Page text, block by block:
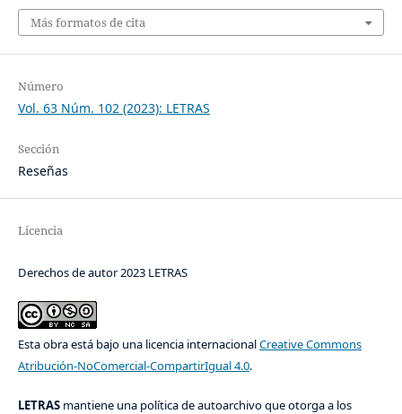
Más formatos de cita
Número
Vol. 63 Núm. 102 (2023): LETRAS
Sección
Reseñas
Licencia
Derechos de autor 2023 LETRAS
Esta obra está bajo una licencia internacionalCreative Commons
Atribución-NoComercial-CompartirIgual 4.0.
LETRASmantiene una política de autoarchivo que otorga a los